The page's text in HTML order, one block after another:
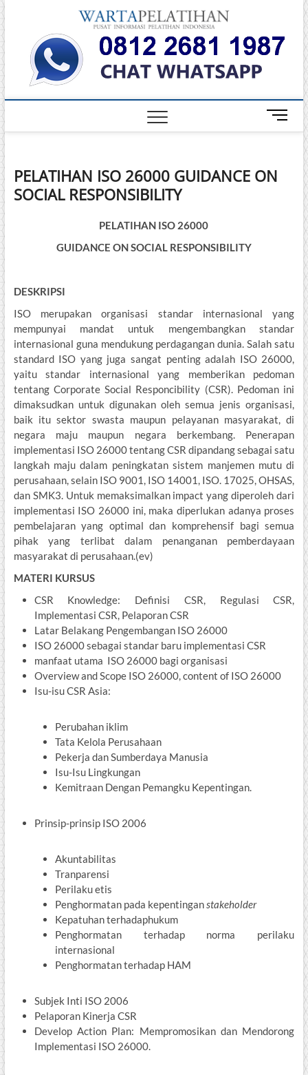
Skip
to
content
Warta
PELATIHAN
DAN
TERBAIK DI
M
e
B
PELATIHAN ISO 26000 GUIDANCE ON
SOCIAL RESPONSIBILITY
PELATIHAN ISO 26000
GUIDANCE ON SOCIAL RESPONSIBILITY
DESKRIPSI
ISO merupakan organisasi standar internasional yang
mempunyai mandat untuk mengembangkan standar
internasional guna mendukung perdagangan dunia. Salah satu
standard ISO yang juga sangat penting adalah ISO 26000,
yaitu standar internasional yang memberikan pedoman
tentang Corporate Social Responcibility (CSR). Pedoman ini
dimaksudkan untuk digunakan oleh semua jenis organisasi,
baik itu sektor swasta maupun pelayanan masyarakat, di
negara maju maupun negara berkembang. Penerapan
implementasi ISO 26000 tentang CSR dipandang sebagai satu
langkah maju dalam peningkatan sistem manjemen mutu di
perusahaan, selain ISO 9001, ISO 14001, ISO. 17025, OHSAS,
dan SMK3. Untuk memaksimalkan impact yang diperoleh dari
implementasi ISO 26000 ini, maka diperlukan adanya proses
pembelajaran yang optimal dan komprehensif bagi semua
pihak yang terlibat dalam penanganan pemberdayaan
masyarakat di perusahaan.(ev)
MATERI KURSUS
CSR Knowledge: Definisi CSR, Regulasi CSR,
Implementasi CSR, Pelaporan CSR
Latar Belakang Pengembangan ISO 26000
ISO 26000 sebagai standar baru implementasi CSR
manfaat utama ISO 26000 bagi organisasi
Overview and Scope ISO 26000, content of ISO 26000
Isu-isu CSR Asia:
Perubahan iklim
Tata Kelola Perusahaan
Pekerja dan Sumberdaya Manusia
Isu-Isu Lingkungan
Kemitraan Dengan Pemangku Kepentingan.
Prinsip-prinsip ISO 2006
Akuntabilitas
Tranparensi
Perilaku etis
Penghormatan pada kepentinganstakeholder
Kepatuhan terhadaphukum
Penghormatan terhadap
norma perilaku
internasional
Penghormatan terhadap HAM
Subjek Inti ISO 2006
Pelaporan Kinerja CSR
Develop Action Plan: Mempromosikan dan Mendorong
Implementasi ISO 26000.